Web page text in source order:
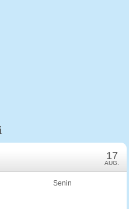
17
AUG.
Senin